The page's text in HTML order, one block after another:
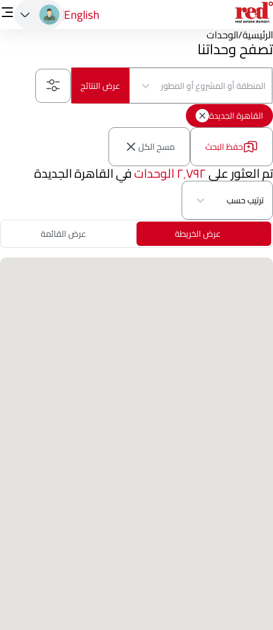
English
الرئيسية/الوحدات
تصفح وحداتنا
المنطقة أو المشروع أو المطور
عرض النتائج
القاهرة الجديدة
حفظ البحث
مسح الكل
تم العثور على٢٬٧٩٢ الوحدات في القاهرة الجديدة
ترتيب حسب
عرض الخريطة عرض القائمة